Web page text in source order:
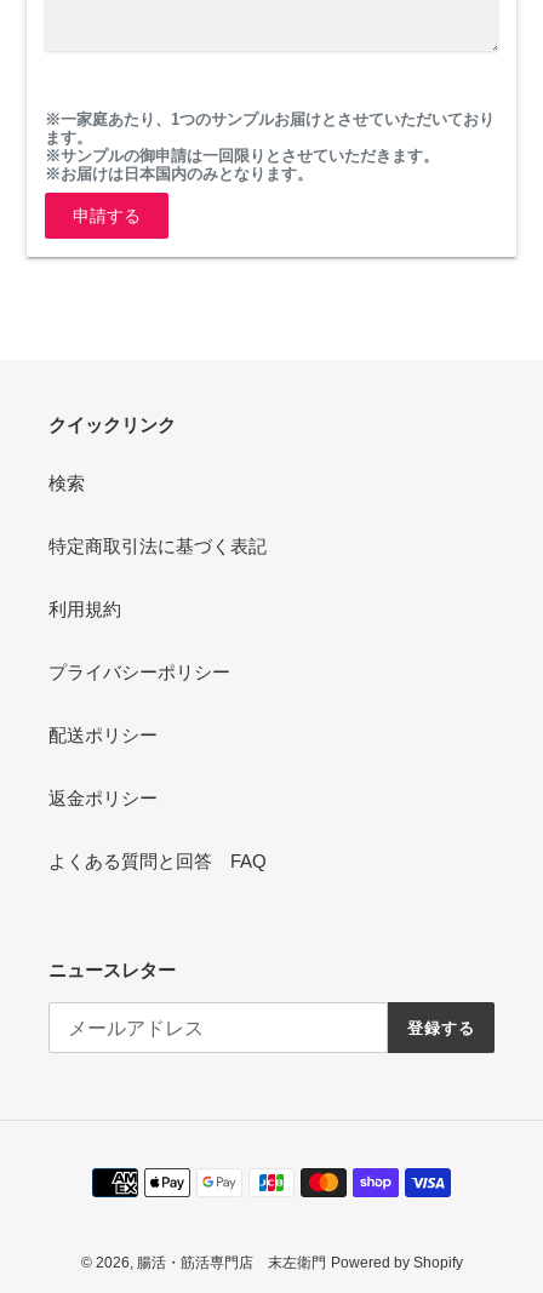
※一家庭あたり、1つのサンプルお届けとさせていただいており
ます。
※サンプルの御申請は一回限りとさせていただきます。
※お届けは日本国内のみとなります。
申請する
クイックリンク
検索
特定商取引法に基づく表記
利用規約
プライバシーポリシー
配送ポリシー
返金ポリシー
よくある質問と回答 FAQ
ニュースレター
登録する
決
済
© 2026, 腸活・筋活専門店 末左衛門 Powered by Shopify